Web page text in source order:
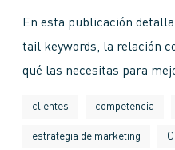
En esta publicación
tail keywords, la relación
qué las necesitas para
clientes competencia
estrategia de marketing